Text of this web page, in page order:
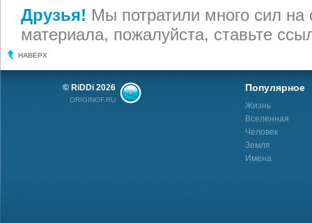
Друзья! Мы потратили много сил на
материала, пожалуйста, ставьте
НАВЕРХ
© RiDDi 2026
ORIGINOF.RU
Популярное
Жизнь
Вселенная
Человек
Земля
Имена